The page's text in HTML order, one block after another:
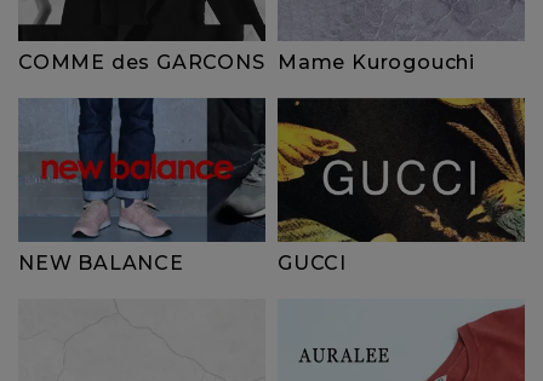
COMME des GARCONS Mame Kurogouchi
NEW BALANCE GUCCI